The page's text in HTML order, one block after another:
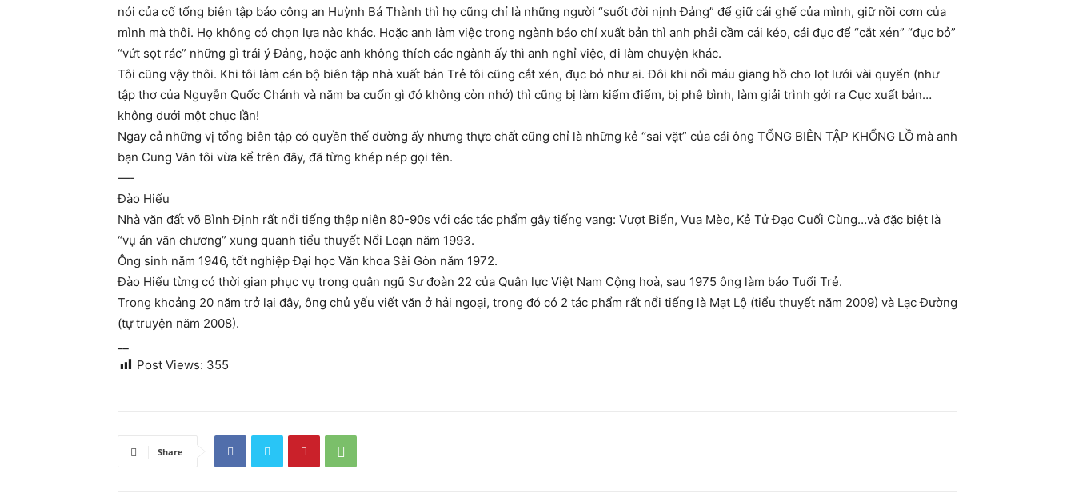
nói của cố tổng biên tập báo công an Huỳnh Bá Thành thì họ cũng chỉ là những người “suốt đời nịnh Đảng” để giữ cái ghế của mình, giữ nồi cơm của
mình mà thôi. Họ không có chọn lựa nào khác. Hoặc anh làm việc trong ngành báo chí xuất bản thì anh phải cầm cái kéo, cái đục để “cắt xén” “đục bỏ”
“vứt sọt rác” những gì trái ý Đảng, hoặc anh không thích các ngành ấy thì anh nghỉ việc, đi làm chuyện khác.
Tôi cũng vậy thôi. Khi tôi làm cán bộ biên tập nhà xuất bản Trẻ tôi cũng cắt xén, đục bỏ như ai. Đôi khi nổi máu giang hồ cho lọt lưới vài quyển (như
tập thơ của Nguyễn Quốc Chánh và năm ba cuốn gì đó không còn nhớ) thì cũng bị làm kiểm điểm, bị phê bình, làm giải trình gởi ra Cục xuất bản…
không dưới một chục lần!
Ngay cả những vị tổng biên tập có quyền thế dường ấy nhưng thực chất cũng chỉ là những kẻ “sai vặt” của cái ông TỔNG BIÊN TẬP KHỔNG LỒ mà anh
bạn Cung Văn tôi vừa kể trên đây, đã từng khép nép gọi tên.
—-
Đào Hiếu
Nhà văn đất võ Bình Định rất nổi tiếng thập niên 80-90s với các tác phẩm gây tiếng vang: Vượt Biển, Vua Mèo, Kẻ Tử Đạo Cuối Cùng…và đặc biệt là
“vụ án văn chương” xung quanh tiểu thuyết Nổi Loạn năm 1993.
Ông sinh năm 1946, tốt nghiệp Đại học Văn khoa Sài Gòn năm 1972.
Đào Hiếu từng có thời gian phục vụ trong quân ngũ Sư đoàn 22 của Quân lực Việt Nam Cộng hoà, sau 1975 ông làm báo Tuổi Trẻ.
Trong khoảng 20 năm trở lại đây, ông chủ yếu viết văn ở hải ngoại, trong đó có 2 tác phẩm rất nổi tiếng là Mạt Lộ (tiểu thuyết năm 2009) và Lạc Đường
(tự truyện năm 2008).
Post Views: 355
Share